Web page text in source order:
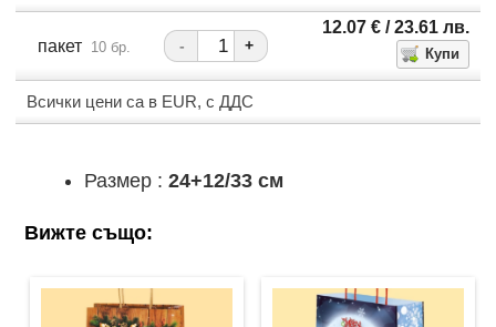
пакет 10 бр. - +
12.07 €/ 23.61 лв.
Всички цени са в EUR, с ДДС
Размер : 24+12/33 см
Вижте също: